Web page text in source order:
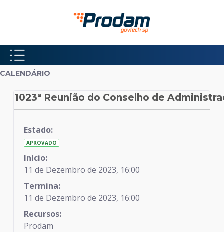
Pular para o Conteúdo principal
Início do conteúdo
CALENDÁRIO
1023ª Reunião do Conselho de
Calendário
Estado:
APROVADO
Início:
11 de Dezembro de 2023, 16:00
Termina:
11 de Dezembro de 2023, 16:00
Recursos:
Prodam